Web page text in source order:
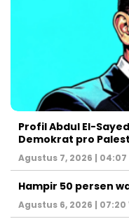
Profil Abdul El-
Demokrat pro
Agustus 7, 2026 | 04:07
Hampir 50 persen
Agustus 6, 2026 | 07:20